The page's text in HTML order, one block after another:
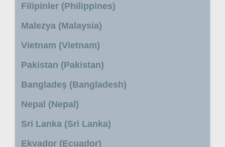
Filipinler (Philippines)
Malezya (Malaysia)
Vietnam (Vietnam)
Pakistan (Pakistan)
Bangladeş (Bangladesh)
Nepal (Nepal)
Sri Lanka (Sri Lanka)
Ekvador (Ecuador)